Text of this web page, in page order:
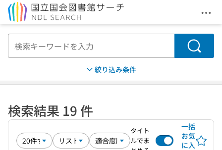
メ
検索
絞り込み条件
検索結果 19 件
タイト
ルでま
一括
お気
に入